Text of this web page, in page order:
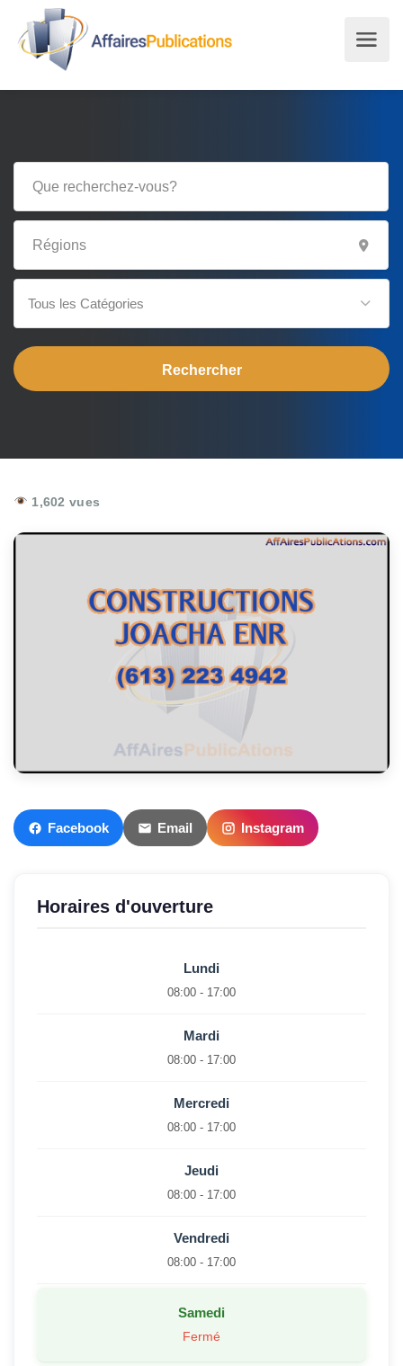
Tous les Catégories
1,602 vues
Facebook Email Instagram
Horaires d'ouverture
Lundi
08:00 - 17:00
Mardi
08:00 - 17:00
Mercredi
08:00 - 17:00
Jeudi
08:00 - 17:00
Vendredi
08:00 - 17:00
Samedi
Fermé